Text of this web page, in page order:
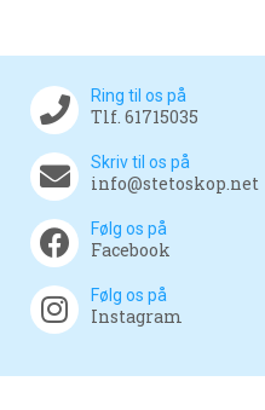
Ring til os på
Tlf. 61715035
Skriv til os på
info@stetoskop.net
Følg os på
Facebook
Følg os på
Instagram